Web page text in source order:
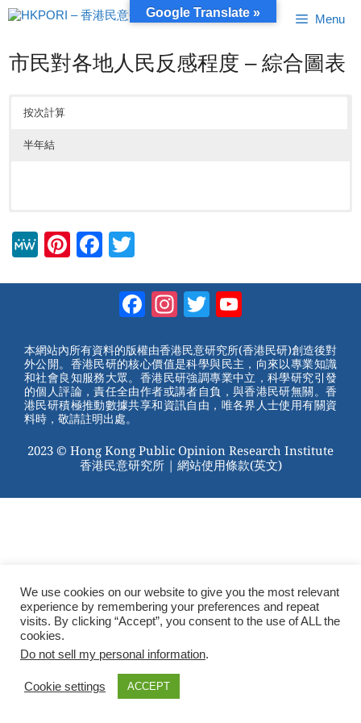
跳
至
容
Menu
市民對各地人民反感程度 – 綜合圖表
按次計算
半年結
M
Pi
st
F
b
o
o
k
tt
er
Facebook
Instagram
Twitter
本網站內所有資料的版權由香港民意研究所(香港民研)創造後對
外公開。香港民研的核心價值是科學與民主，向來以專業知識
和社會良知服務大眾。香港民研強調專業中立，科學研究引發
的個人評論，責任全由作者或講者自負，與香港民研無關。香
港民研積極推動數據共享和資訊自由，唯各界人士使用有關資
料時，敬請註明出處。
2023 © Hong Kong Public Opinion Research Institute
香港民意研究所 | 網站使用條款(英文)
We use cookies on our website to give you the most relevant
experience by remembering your preferences and repeat
visits. By clicking “Accept”, you consent to the use of ALL the
cookies.
Do not sell my personal information.
Cookie settings ACCEPT
Google Translate »